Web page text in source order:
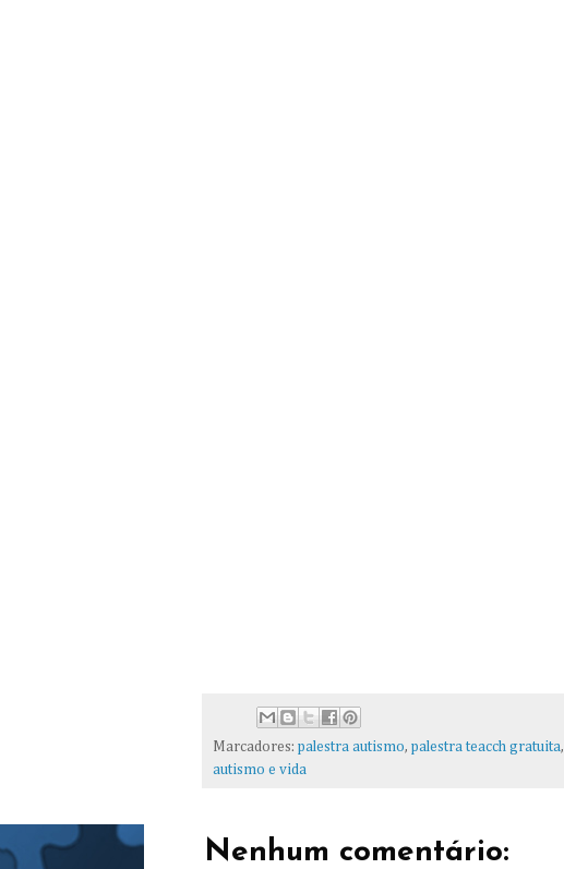
Marcadores: palestra autismo, palestra teacch gratuita,
autismo e vida
Nenhum comentário: